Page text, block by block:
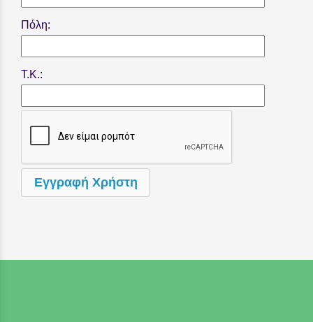
Πόλη:
Τ.Κ.:
Εγγραφή Χρήστη